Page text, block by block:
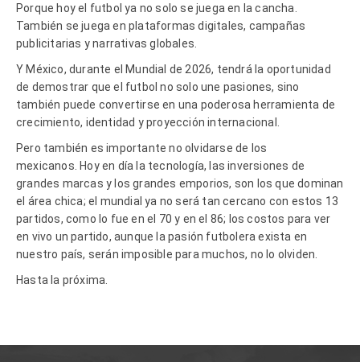
Porque hoy el futbol ya no solo se juega en la cancha.
También se juega en plataformas digitales, campañas
publicitarias y narrativas globales.
Y México, durante el Mundial de 2026, tendrá la oportunidad
de demostrar que el futbol no solo une pasiones, sino
también puede convertirse en una poderosa herramienta de
crecimiento, identidad y proyección internacional.
Pero también es importante no olvidarse de los
mexicanos. Hoy en día la tecnología, las inversiones de
grandes marcas y los grandes emporios, son los que dominan
el área chica; el mundial ya no será tan cercano con estos 13
partidos, como lo fue en el 70 y en el 86; los costos para ver
en vivo un partido, aunque la pasión futbolera exista en
nuestro país, serán imposible para muchos, no lo olviden.
Hasta la próxima.